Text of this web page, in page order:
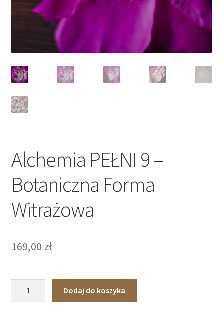
Alchemia PEŁNI 9 –
Botaniczna Forma
Witrażowa
169,00 zł
Dodaj do koszyka